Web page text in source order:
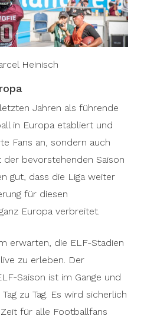
Heinisch
Jahren als führende
in Europa etabliert und
Fans an, sondern auch
der bevorstehenden Saison
gut, dass die Liga weiter
für diesen
Europa verbreitet.
erwarten, die ELF-Stadien
zu erleben. Der
Saison ist im Gange und
zu Tag. Es wird sicherlich
für alle Footballfans